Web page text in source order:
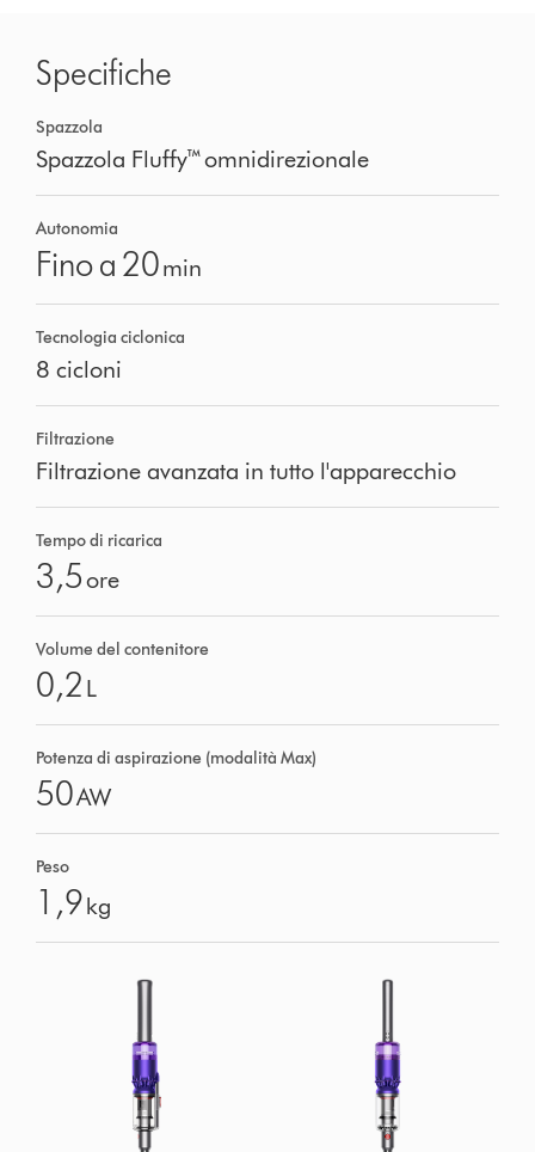
Specifiche
Spazzola
Spazzola Fluffy™ omnidirezionale
Autonomia
Fino a 20min
Tecnologia ciclonica
8 cicloni
Filtrazione
Filtrazione avanzata in tutto l'apparecchio
Tempo di ricarica
3,5ore
Volume del contenitore
0,2 L
Potenza di aspirazione (modalità Max)
50AW
Peso
1,9kg